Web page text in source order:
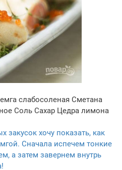
слабосоленая Сметана
Соль Сахар Цедра лимона
закусок хочу показать, как
Сначала испечем тонкие
а затем завернем внутрь